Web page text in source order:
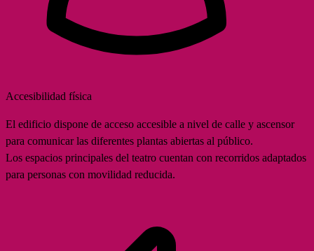
Accesibilidad física
El edificio dispone de acceso accesible a nivel de calle y ascensor
para comunicar las diferentes plantas abiertas al público.
Los espacios principales del teatro cuentan con recorridos adaptados
para personas con movilidad reducida.